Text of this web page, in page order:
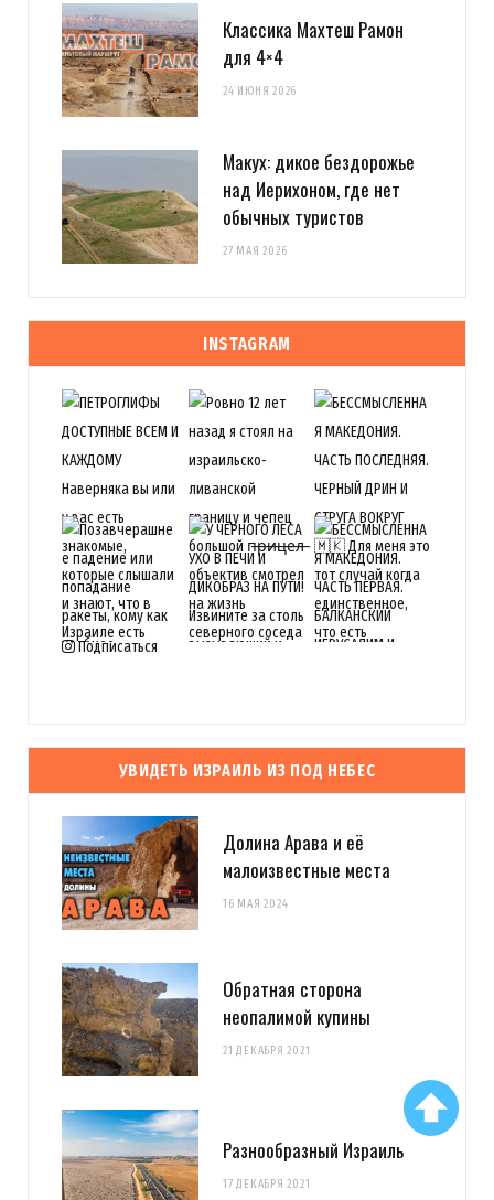
Классика Махтеш Рамон
для 4×4
24 ИЮНЯ 2026
Макух: дикое бездорожье
над Иерихоном, где нет
обычных туристов
27 МАЯ 2026
INSTAGRAM
Подписаться
УВИДЕТЬ ИЗРАИЛЬ ИЗ ПОД НЕБЕС
Долина Арава и её
малоизвестные места
16 МАЯ 2024
Обратная сторона
неопалимой купины
21 ДЕКАБРЯ 2021
Разнообразный Израиль
17 ДЕКАБРЯ 2021